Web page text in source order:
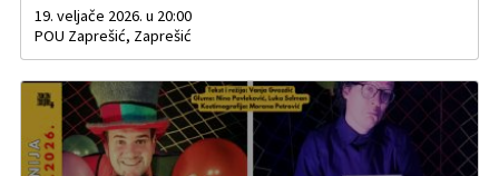
19. veljače 2026. u 20:00
POU Zaprešić, Zaprešić